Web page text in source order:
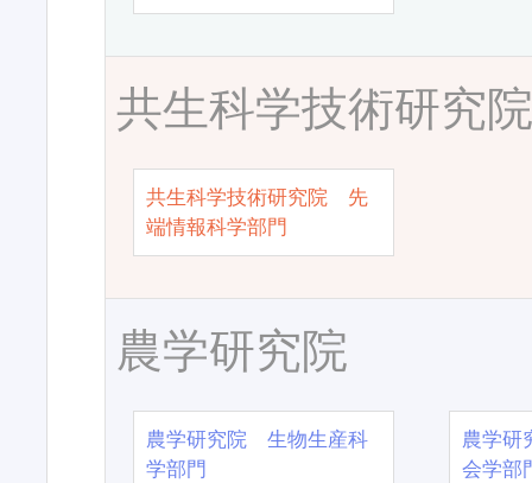
共生科学技術研究
共生科学技術研究院 先
端情報科学部門
農学研究院
農学研究院 生物生産科
学部門
農学
会学部